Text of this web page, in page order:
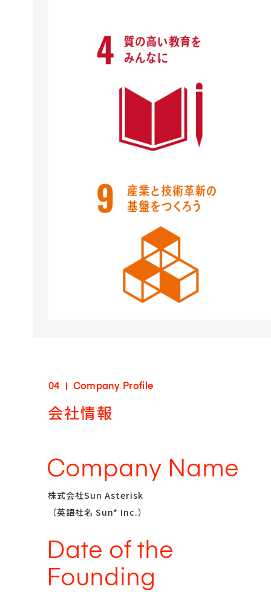
04 Company Profile
会社情報
Company Name
株式会社Sun Asterisk
（英語社名 Sun* Inc.）
Date of the
Founding